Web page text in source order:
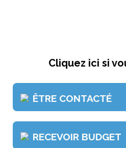
Cliquez ici si
ÊTRE CONTACTÉ
RECEVOIR BUDGET